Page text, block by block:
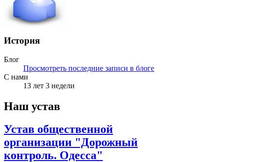
История
Блог
Просмотреть последние записи в блоге
С нами
13 лет 3 недели
Наш устав
Устав общественной
организации "Дорожный
контроль. Одесса"